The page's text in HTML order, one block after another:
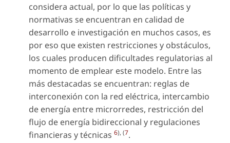
considera actual, por lo que las políticas y
normativas se encuentran en calidad de
desarrollo e investigación en muchos casos, es
por eso que existen restricciones y obstáculos,
los cuales producen dificultades regulatorias al
momento de emplear este modelo. Entre las
más destacadas se encuentran: reglas de
interconexión con la red eléctrica, intercambio
de energía entre microrredes, restricción del
flujo de energía bidireccional y regulaciones
financieras y técnicas 6), (7.